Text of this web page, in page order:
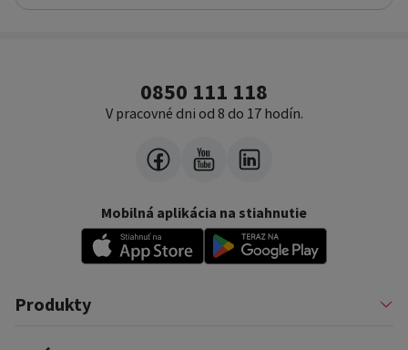
0850 111 118
V pracovné dni od 8 do 17 hodín.
Mobilná aplikácia na stiahnutie
Produkty
Pôžičky